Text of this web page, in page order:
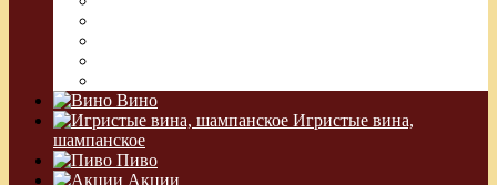
Вино
Игристые вина,
шампанское
Пиво
Акции